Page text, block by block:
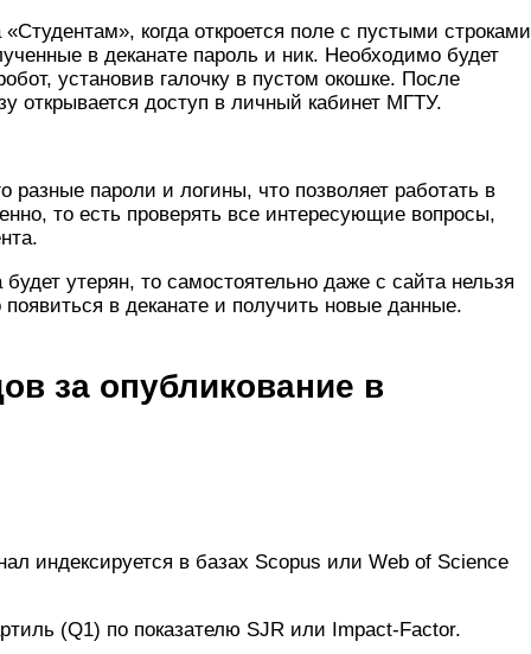
когда откроется поле с пустыми строками
в деканате пароль и ник. Необходимо будет
установив галочку в пустом окошке. После
открывается доступ в личный кабинет МГТУ.
пароли и логины, что позволяет работать в
то есть проверять все интересующие вопросы,
утерян, то самостоятельно даже с сайта нельзя
в деканате и получить новые данные.
за опубликование в
индексируется в базах Scopus или Web of Science
(Q1) по показателю SJR или Impact-Factor.